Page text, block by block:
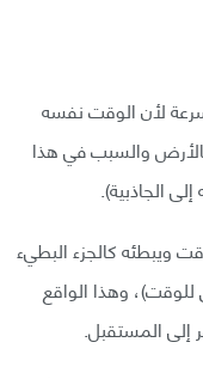
لأن الوقت نفسه
والسبب في هذا
الجاذبية).
ويبطئه كالجزء البطيء
للوقت)، وهذا الواقع
إلى المستقبل.